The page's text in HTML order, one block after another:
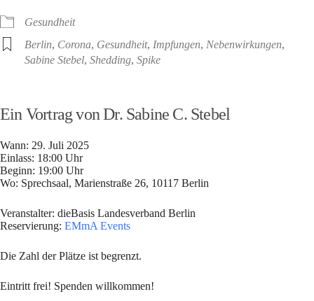
Gesundheit
Berlin, Corona, Gesundheit, Impfungen, Nebenwirkungen,
Sabine Stebel, Shedding, Spike
Ein Vortrag von Dr. Sabine C. Stebel
Wann: 29. Juli 2025
Einlass: 18:00 Uhr
Beginn: 19:00 Uhr
Wo: Sprechsaal, Marienstraße 26, 10117 Berlin
Veranstalter: dieBasis Landesverband Berlin
Reservierung: EMmA Events
Die Zahl der Plätze ist begrenzt.
Eintritt frei! Spenden willkommen!